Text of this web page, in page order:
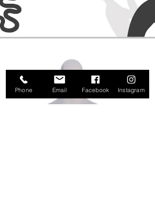
Phone Email Facebook Instagram